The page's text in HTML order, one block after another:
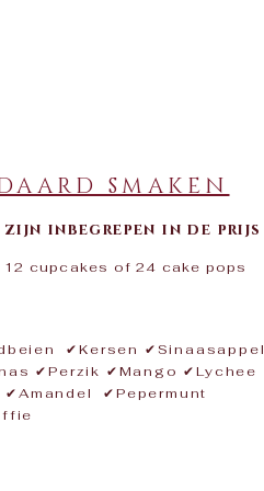
SMAKEN
inbegrepen in de prijs
cupcakes of 24 cake pops​​
✔Kersen ✔Sinaasappel
✔Perzik ✔Mango ✔Lychee
✔Pepermunt